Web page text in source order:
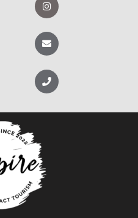
f
e
n
s
a
g
r
m
E
n
v
l
o
p
T
e
l